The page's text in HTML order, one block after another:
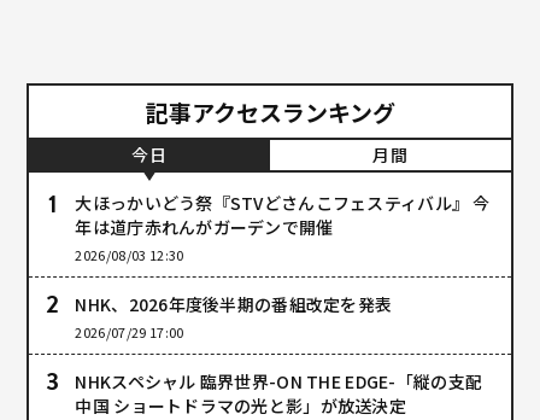
記事アクセスランキング
今日
月間
大ほっかいどう祭『STVどさんこフェスティバル』 今
年は道庁赤れんがガーデンで開催
2026/08/03 12:30
NHK、2026年度後半期の番組改定を発表
2026/07/29 17:00
NHKスペシャル 臨界世界-ON THE EDGE-「縦の支配
中国 ショートドラマの光と影」が放送決定